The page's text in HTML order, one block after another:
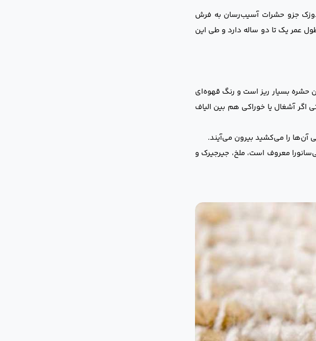
و شکل ظاهری شبیه کفشدوزک جزو حشرات آسیب‌رسان به فرش
عمر یک تا دو ساله دارد و طی این
حشره بسیار ریز است و رنگ قهوه‌ای
اگر آشغال یا خوراکی هم بین الیاف
آن‌ها را می‌کشید بیرون می‌آیند.
معروف است، ملخ، جیرجیرک و